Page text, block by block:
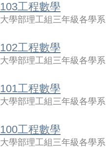
103工程數學
大學部理工組三年級各學系
102工程數學
大學部理工組三年級各學系
101工程數學
大學部理工組三年級各學系
100工程數學
大學部理工組三年級各學系